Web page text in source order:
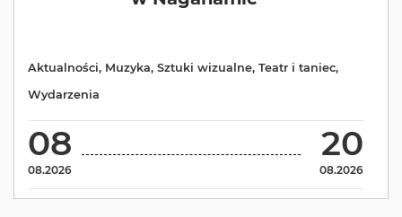
08
08.2026
20
08.2026
Aktualności, Muzyka, Sztuki wizualne, Teatr i taniec,
Wydarzenia